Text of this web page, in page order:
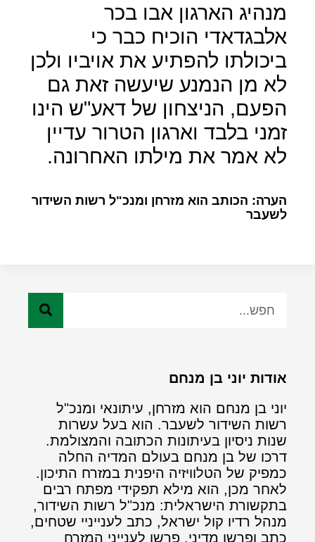
מנהיג הארגון אבו בכר
אלבגדאדי הוכיח כבר כי
ביכולתו להפתיע את אויביו ולכן
לא מן הנמנע שיעשה זאת גם
הפעם, הניצחון של דאע"ש הינו
זמני בלבד וארגון הטרור עדיין
לא אמר את מילתו האחרונה.
הערה: הכותב הוא מזרחן ומנכ"ל רשות השידור
לשעבר
אודות יוני בן מנחם
יוני בן מנחם הוא מזרחן, עיתונאי ומנכ"ל
רשות השידור לשעבר. הוא בעל עשרות
שנות ניסיון בעיתונות הכתובה והמצולמת.
דרכו של בן מנחם בעולם המדיה החלה
כמפיק של הטלוויזיה היפנית במזרח התיכון.
לאחר מכן, הוא מילא תפקידי מפתח רבים
בתקשורת הישראלית: מנכ"ל רשות השידור,
מנהל רדיו קול ישראל, כתב לענייניי שטחים,
כתב ופרשן מדיני, פרשן לענייני המזרח